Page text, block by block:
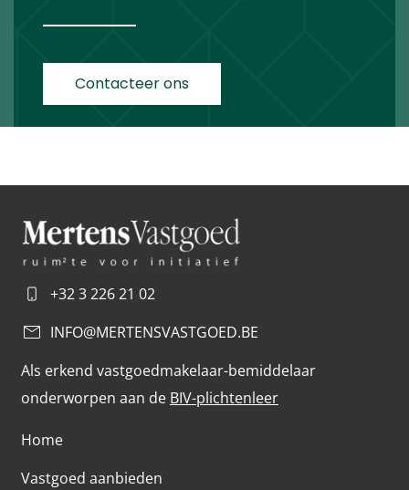
Contacteer ons
+32 3 226 21 02
INFO@MERTENSVASTGOED.BE
Als erkend vastgoedmakelaar-bemiddelaar
onderworpen aan de BIV-plichtenleer
Home
Vastgoed aanbieden